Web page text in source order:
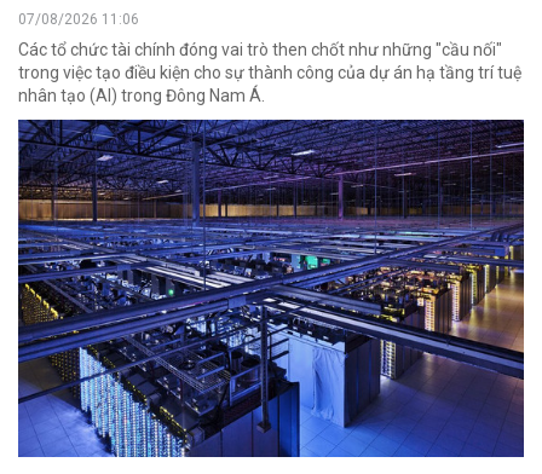
07/08/2026 11:06
Các tổ chức tài chính đóng vai trò then chốt như những "cầu nối"
trong việc tạo điều kiện cho sự thành công của dự án hạ tầng trí tuệ
nhân tạo (AI) trong Đông Nam Á.